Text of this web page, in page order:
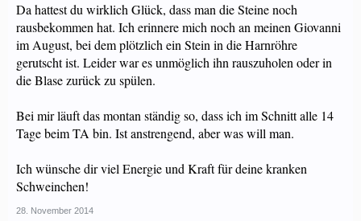
Da hattest du wirklich Glück, dass man die Steine noch
rausbekommen hat. Ich erinnere mich noch an meinen Giovanni
im August, bei dem plötzlich ein Stein in die Harnröhre
gerutscht ist. Leider war es unmöglich ihn rauszuholen oder in
die Blase zurück zu spülen.
Bei mir läuft das montan ständig so, dass ich im Schnitt alle 14
Tage beim TA bin. Ist anstrengend, aber was will man.
Ich wünsche dir viel Energie und Kraft für deine kranken
Schweinchen!
28. November 2014